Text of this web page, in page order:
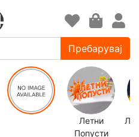
Пребарувај
Летни
Попусти